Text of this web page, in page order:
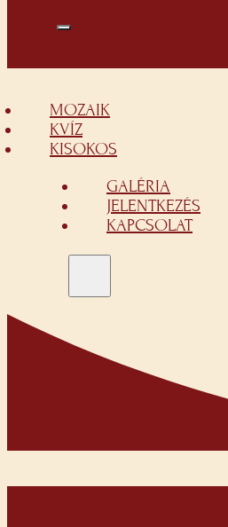
MOZAIK
KVÍZ
KISOKOS
GALÉRIA
JELENTKEZÉS
KAPCSOLAT